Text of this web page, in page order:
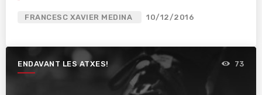
FRANCESC XAVIER MEDINA 10/12/2016
ENDAVANT LES ATXES! 73